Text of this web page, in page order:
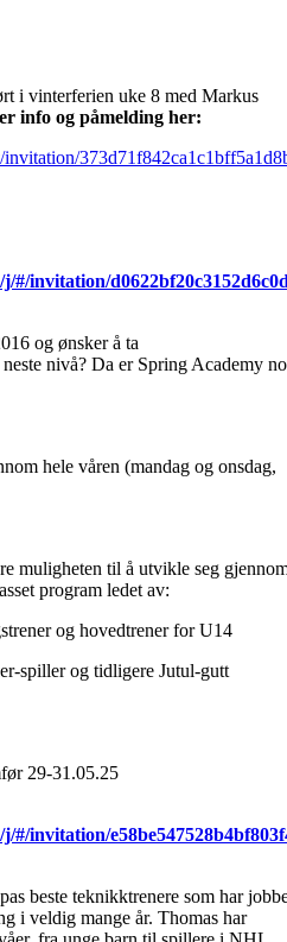
i vinterferien uke 8 med Markus
info og påmelding her:
#/invitation/
og ønsker å ta
nivå? Da er Spring Academy
hele våren (mandag og onsdag,
muligheten til å utvikle seg
program ledet av:
og hovedtrener for U14
spiller og tidligere Jutul-gutt
29-31.05.25
#/invitation/
beste teknikktrenere som har
i veldig mange år. Thomas har